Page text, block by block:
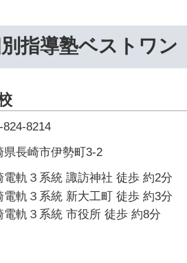
指導塾ベストワン
824-8214
県長崎市伊勢町3-2
電軌３系統 諏訪神社 徒歩 約2分
電軌３系統 新大工町 徒歩 約3分
電軌３系統 市役所 徒歩 約8分